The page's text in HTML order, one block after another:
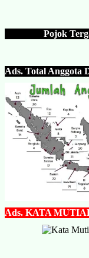
Pojok
Ads. Total Anggota
Ads. KATA